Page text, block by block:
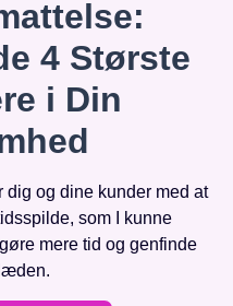
4 Største
i Din
og dine kunder med at
som I kunne
mere tid og genfinde